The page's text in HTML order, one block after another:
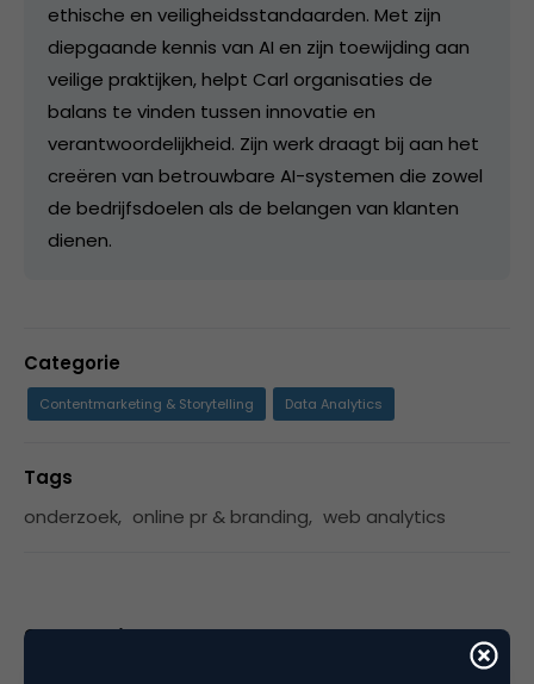
ethische en veiligheidsstandaarden. Met zijn
diepgaande kennis van AI en zijn toewijding aan
veilige praktijken, helpt Carl organisaties de
balans te vinden tussen innovatie en
verantwoordelijkheid. Zijn werk draagt bij aan het
creëren van betrouwbare AI-systemen die zowel
de bedrijfsdoelen als de belangen van klanten
dienen.
Categorie
Contentmarketing & Storytelling Data Analytics
Tags
onderzoek, online pr & branding, web analytics
3 Reacties